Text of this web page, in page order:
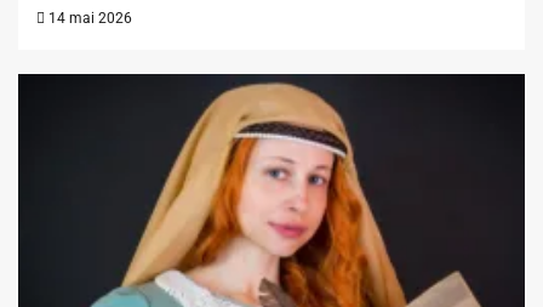
14 mai 2026